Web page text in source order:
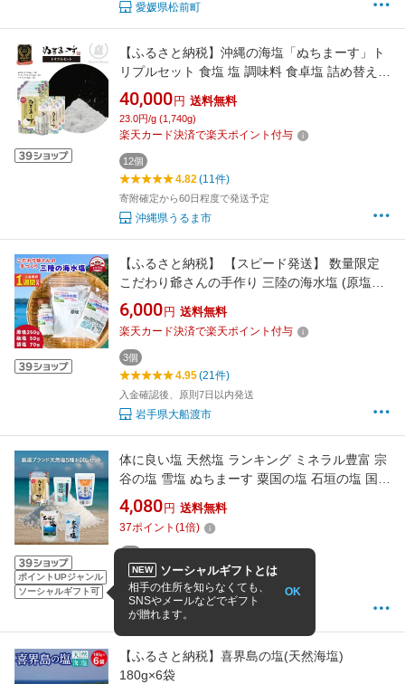
愛媛県松前町
【ふるさと納税】沖縄の海塩「ぬちまーす」ト
リプルセット 食塩 塩 調味料 食卓塩 詰め替え用
シーソルト 人気返礼品 海塩 沖縄 うるま市 果報
バンタ
40,000 円 送料無料
23.0円/g (1,740g)
楽天カード決済で楽天ポイント付与
12個
4.82(11件)
寄附確定から60日程度で発送予定
沖縄県うるま市
【ふるさと納税】 【スピード発送】 数量限定
こだわり爺さんの手作り 三陸の海水塩 (原塩1/
瓶塩1/袋塩1) 塩 調味料 seasoning salt 料理 お
手軽 味変 海水 ミネラル 焼肉 おにぎり しお お
刺身 ステーキ 国産 岩手県 三陸 大船渡 手作り
海水塩
6,000 円 送料無料
楽天カード決済で楽天ポイント付与
3個
4.95(21件)
入金確認後、原則7日以内発送
岩手県大船渡市
ポイントUPジャンル
ソーシャルギフト可
体に良い塩 天然塩 ランキング ミネラル豊富 宗
谷の塩 雪塩 ぬちまーす 粟国の塩 石垣の塩 国産
沖縄 楽天 高血圧 宮古島 歯磨き 送料無料 ミネ
ラル 多い マグネシウム カリウム 健康 おにぎり
効果 美味しい 石垣島 海水塩 無添加 ミネラル豊
4,080 円 送料無料
37ポイント (1倍)
4.92 (24件)
14時までの注文で即日発送(休業日を除く)
LifeCreation 楽天市場店
【ふるさと納税】喜界島の塩(天然海塩)
180g×6袋
NEW ソーシャルギフトとは
相手の住所を知らなくても、
SNSやメールなどでギフト
が贈れます。
OK